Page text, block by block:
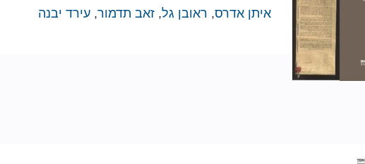
איתן אדרס, ראובן גל, זאב תדמור, עירד יבנה